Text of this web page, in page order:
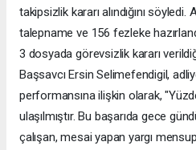
takipsizlik kararı alındığını
talepname ve 156 fezleke
3 dosyada görevsizlik kararı
Başsavcı Ersin Selimefendigil,
performansına ilişkin olarak,
ulaşılmıştır. Bu başarıda gece
çalışan, mesai yapan yargı